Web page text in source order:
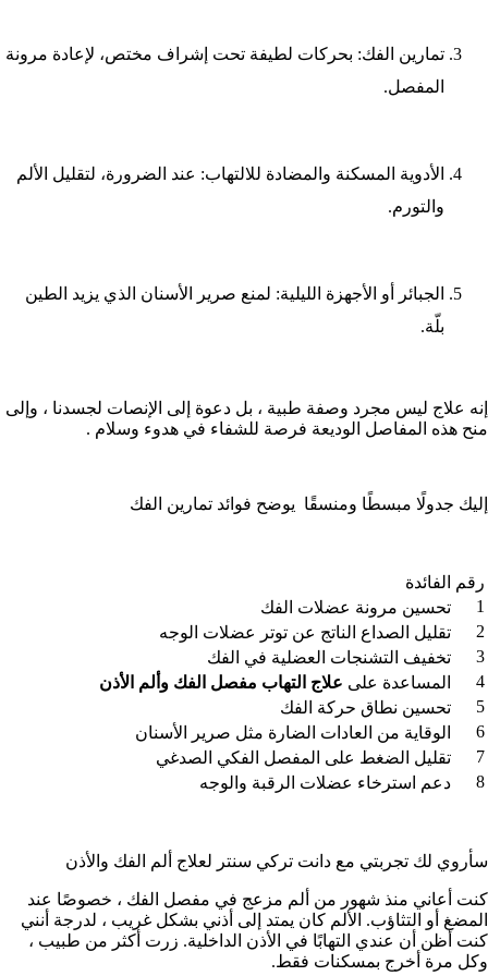
تمارين الفك: بحركات لطيفة تحت إشراف مختص، لإعادة مرونة
المفصل.
الأدوية المسكنة والمضادة للالتهاب: عند الضرورة، لتقليل الألم
والتورم.
الجبائر أو الأجهزة الليلية: لمنع صرير الأسنان الذي يزيد الطين
بلّة.
إنه علاج ليس مجرد وصفة طبية ، بل دعوة إلى الإنصات لجسدنا ، وإلى
منح هذه المفاصل الوديعة فرصة للشفاء في هدوء وسلام .
إليك جدولًا مبسطًا ومنسقًا يوضح فوائد تمارين الفك
رقم
الفائدة
1
تحسين مرونة عضلات الفك
2
تقليل الصداع الناتج عن توتر عضلات الوجه
3
تخفيف التشنجات العضلية في الفك
4
المساعدة على علاج التهاب مفصل الفك وألم الأذن
5
تحسين نطاق حركة الفك
6
الوقاية من العادات الضارة مثل صرير الأسنان
7
تقليل الضغط على المفصل الفكي الصدغي
8
دعم استرخاء عضلات الرقبة والوجه
سأروي لك تجربتي مع دانت تركي سنتر لعلاج ألم الفك والأذن
كنت أعاني منذ شهور من ألم مزعج في مفصل الفك ، خصوصًا عند
المضغ أو التثاؤب. الألم كان يمتد إلى أذني بشكل غريب ، لدرجة أنني
كنت أظن أن عندي التهابًا في الأذن الداخلية. زرت أكثر من طبيب ،
وكل مرة أخرج بمسكنات فقط.